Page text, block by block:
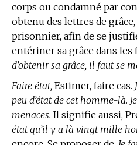
corps ou condamné par
obtenu des lettres de
prisonnier, afin de se
entériner sa grâce dans les
d’obtenir sa grâce, il faut se
Faire état, Estimer, faire cas.
peu d’état de cet homme-là.
menaces. Il signifie aussi,
état qu’il y a là vingt mille